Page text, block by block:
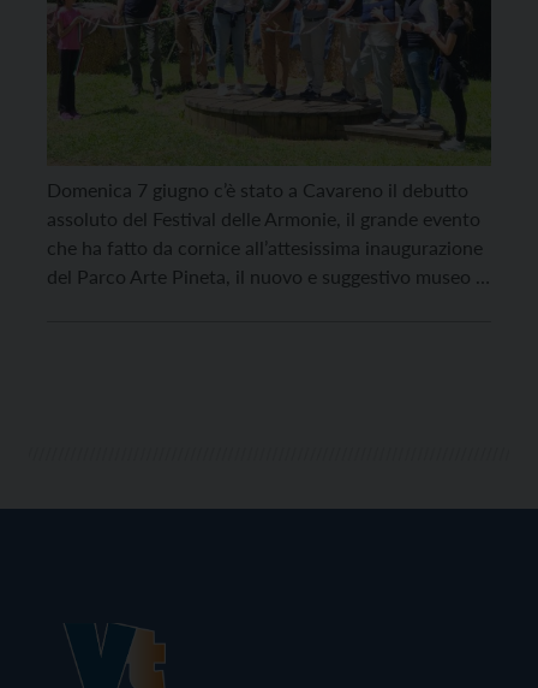
Domenica 7 giugno c’è stato a Cavareno il debutto
assoluto del Festival delle Armonie, il grande evento
che ha fatto da cornice all’attesissima inaugurazione
del Parco Arte Pineta, il nuovo e suggestivo museo a